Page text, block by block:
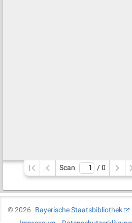
Scan / 0
©2026
Bayerische Staatsbibliothek